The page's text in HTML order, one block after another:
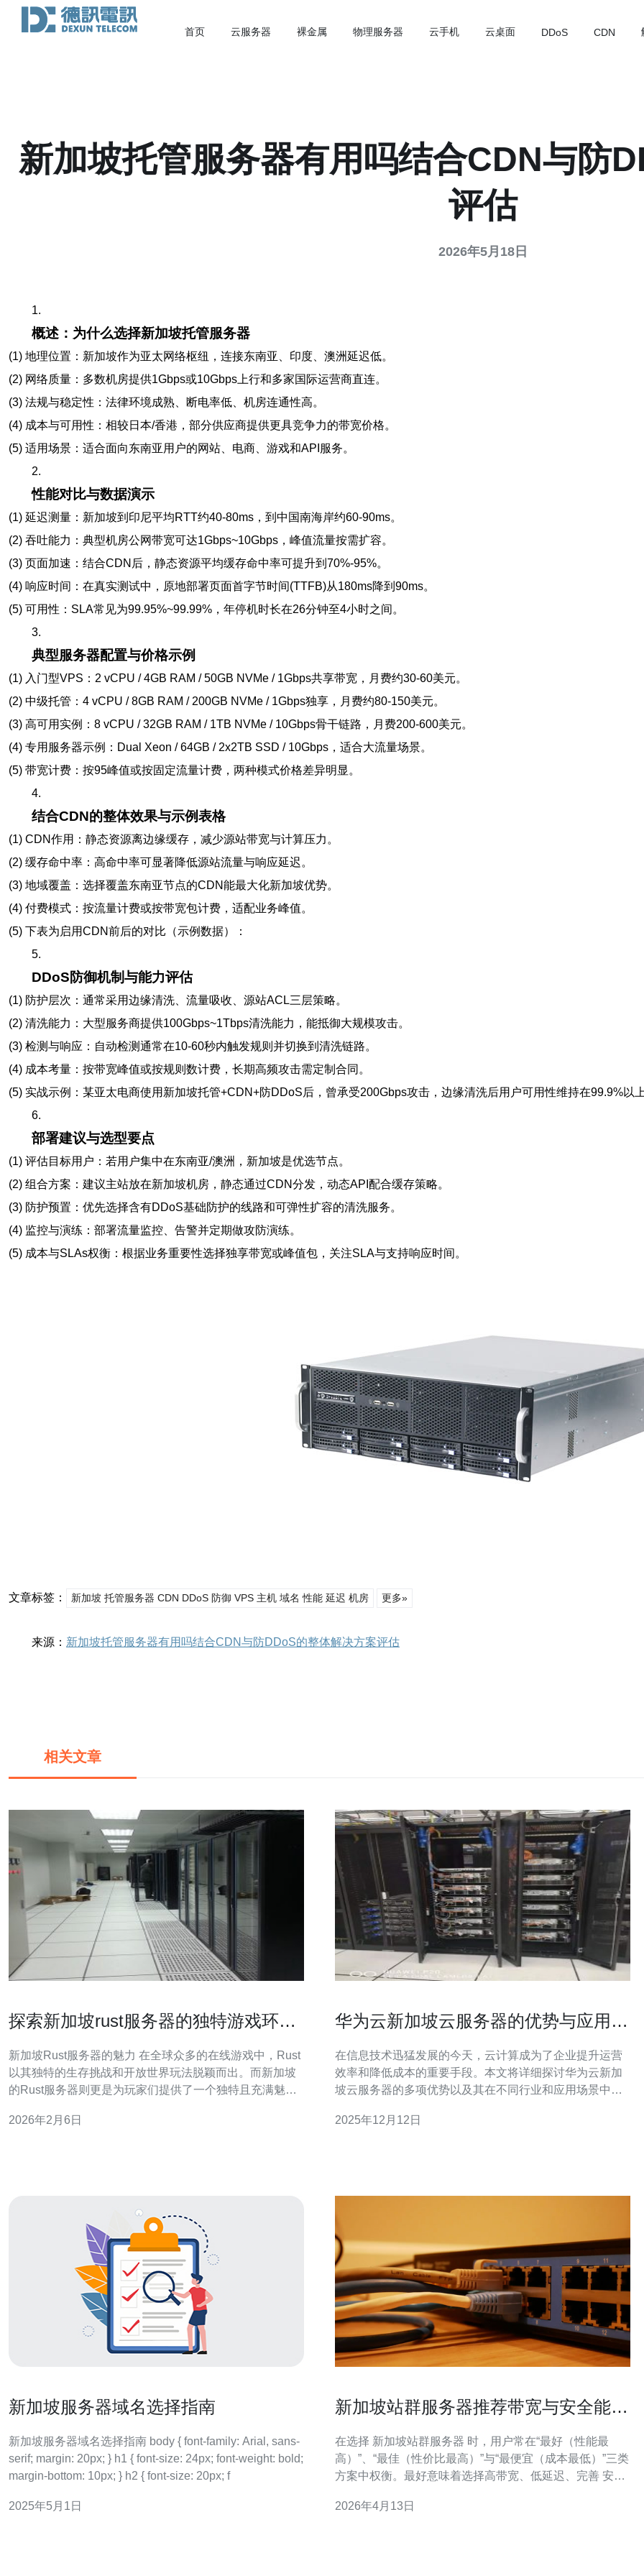
首页 云服务器 裸金属 物理服务器 云手机 云桌面 DDoS CDN
新加坡托管服务器有用吗结合CDN与防
评估
2026年5月18日
1.
概述：为什么选择新加坡托管服务器
(1) 地理位置：新加坡作为亚太网络枢纽，连接东南亚、印度、澳洲延迟低。
(2) 网络质量：多数机房提供1Gbps或10Gbps上行和多家国际运营商直连。
(3) 法规与稳定性：法律环境成熟、断电率低、机房连通性高。
(4) 成本与可用性：相较日本/香港，部分供应商提供更具竞争力的带宽价格。
(5) 适用场景：适合面向东南亚用户的网站、电商、游戏和API服务。
2.
性能对比与数据演示
(1) 延迟测量：新加坡到印尼平均RTT约40-80ms，到中国南海岸约60-90ms。
(2) 吞吐能力：典型机房公网带宽可达1Gbps~10Gbps，峰值流量按需扩容。
(3) 页面加速：结合CDN后，静态资源平均缓存命中率可提升到70%-95%。
(4) 响应时间：在真实测试中，原地部署页面首字节时间(TTFB)从180ms降到90ms。
(5) 可用性：SLA常见为99.95%~99.99%，年停机时长在26分钟至4小时之间。
3.
典型服务器配置与价格示例
(1) 入门型VPS：2 vCPU / 4GB RAM / 50GB NVMe / 1Gbps共享带宽，月费约30-60美元。
(2) 中级托管：4 vCPU / 8GB RAM / 200GB NVMe / 1Gbps独享，月费约80-150美元。
(3) 高可用实例：8 vCPU / 32GB RAM / 1TB NVMe / 10Gbps骨干链路，月费200-600美元。
(4) 专用服务器示例：Dual Xeon / 64GB / 2x2TB SSD / 10Gbps，适合大流量场景。
(5) 带宽计费：按95峰值或按固定流量计费，两种模式价格差异明显。
4.
结合CDN的整体效果与示例表格
(1) CDN作用：静态资源离边缘缓存，减少源站带宽与计算压力。
(2) 缓存命中率：高命中率可显著降低源站流量与响应延迟。
(3) 地域覆盖：选择覆盖东南亚节点的CDN能最大化新加坡优势。
(4) 付费模式：按流量计费或按带宽包计费，适配业务峰值。
(5) 下表为启用CDN前后的对比（示例数据）：
5.
DDoS防御机制与能力评估
(1) 防护层次：通常采用边缘清洗、流量吸收、源站ACL三层策略。
(2) 清洗能力：大型服务商提供100Gbps~1Tbps清洗能力，能抵御大规模攻击。
(3) 检测与响应：自动检测通常在10-60秒内触发规则并切换到清洗链路。
(4) 成本考量：按带宽峰值或按规则数计费，长期高频攻击需定制合同。
(5) 实战示例：某亚太电商使用新加坡托管+CDN+防DDoS后，曾承受200Gbps攻击，边缘清洗后用户可用性维持在99.9%以
6.
部署建议与选型要点
(1) 评估目标用户：若用户集中在东南亚/澳洲，新加坡是优选节点。
(2) 组合方案：建议主站放在新加坡机房，静态通过CDN分发，动态API配合缓存策略。
(3) 防护预置：优先选择含有DDoS基础防护的线路和可弹性扩容的清洗服务。
(4) 监控与演练：部署流量监控、告警并定期做攻防演练。
(5) 成本与SLAs权衡：根据业务重要性选择独享带宽或峰值包，关注SLA与支持响应时间。
文章标签： 新加坡 托管服务器 CDN DDoS 防御 VPS 主机 域名 性能 延迟 机房 更多»
来源： 新加坡托管服务器有用吗结合CDN与防DDoS的整体解决方案评估
相关文章
探索新加坡rust服务器的独特游戏环境
新加坡Rust服务器的魅力 在全球众多的在线游戏中，Rust
以其独特的生存挑战和开放世界玩法脱颖而出。而新加坡
的Rust服务器则更是为玩家们提供了一个独特且充满魅力
服务器的独特之处，以及它所带来的丰富游戏体验。 以下
2026年2月6日
华为云新加坡云服务器的优势与应用场
在信息技术迅猛发展的今天，云计算成为了企业提升运营
效率和降低成本的重要手段。本文将详细探讨华为云新加
坡云服务器的多项优势以及其在不同行业和应用场景中的
加坡云服务器具备高可用性和稳定性。通过全球化的基础
2025年12月12日
新加坡服务器域名选择指南
新加坡服务器域名选择指南 body { font-family: Arial, sans-
serif; margin: 20px; } h1 { font-size: 24px; font-weight: bold;
margin-bottom: 10px; } h2 { font-size: 20px; f
2025年5月1日
新加坡站群服务器推荐带宽与安全能力
在选择 新加坡站群服务器 时，用户常在“最好（性能最
高）”、“最佳（性价比最高）”与“最便宜（成本最低）”三类
方案中权衡。最好意味着选择高带宽、低延迟、完善 安全
具有良好 带宽 峰值能力和DDoS防护的套餐；最便宜通常
2026年4月13日